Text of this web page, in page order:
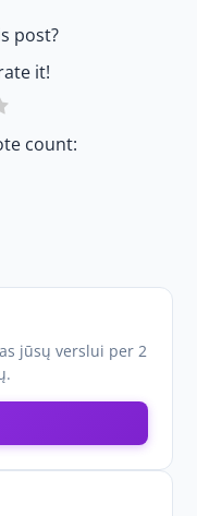
post?
it!
count:
jūsų verslui per 2